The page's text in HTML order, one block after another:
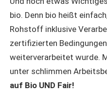
bio. Denn bio heißt
Rohstoff inklusive
zertifizierten
weiterverarbeitet wurde.
unter schlimmen
auf Bio UND Fair!